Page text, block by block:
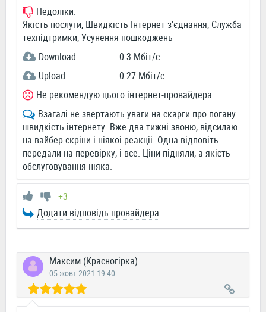
Недоліки:
Якість послуги, Швидкість Інтернет з'єднання, Служба
техпідтримки, Усунення пошкоджень
Download:
0.3 Мбіт/c
Upload:
0.27 Мбіт/c
Не рекомендую цього інтернет-провайдера
Взагалі не звертають уваги на скарги про погану
швидкість інтернету. Вже два тижні звоню, відсилаю
на вайбер скріни і ніякоі реакціі. Одна відповіть -
передали на перевірку, і все. Ціни підняли, а якість
обслуговування ніяка.
+3
Додати відповідь провайдера
Максим (Красногірка)
05 жовт 2021 19:40